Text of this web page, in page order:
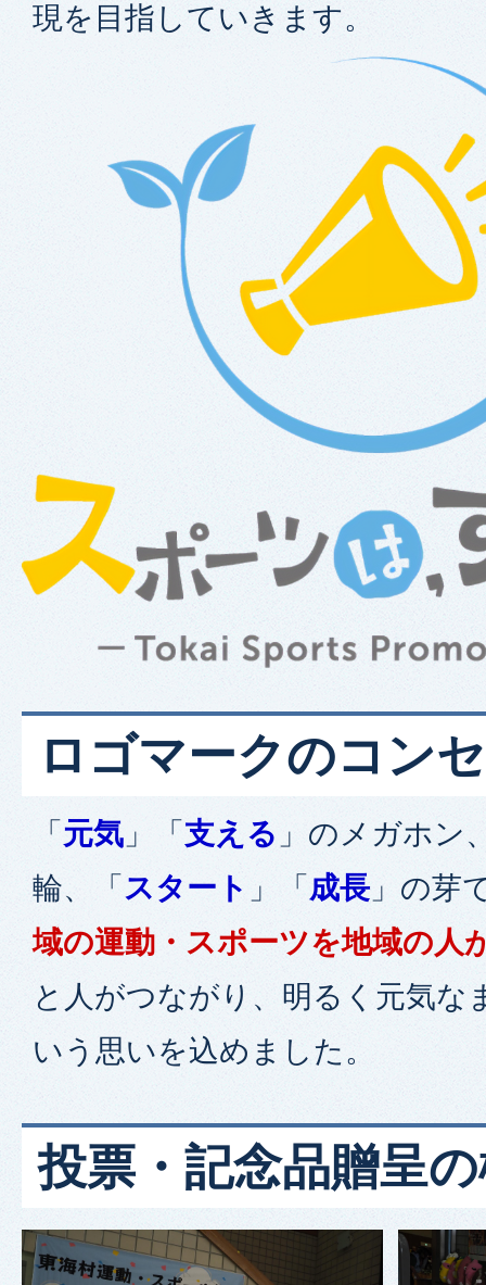
現を目指していきます。
ロゴマークのコン
「 元気 」「 支える 」のメガホン
輪、「 スタート 」「 成長」の芽
域の運動・スポーツを地域の人
と人がつながり、明るく元気な
いう思いを込めました。
投票・記念品贈呈